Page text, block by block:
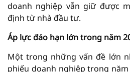
doanh nghiệp vẫn giữ được
định từ nhà đầu tư.
Áp lực đáo hạn lớn trong năm
Một trong những vấn đề lớn
phiếu doanh nghiệp trong